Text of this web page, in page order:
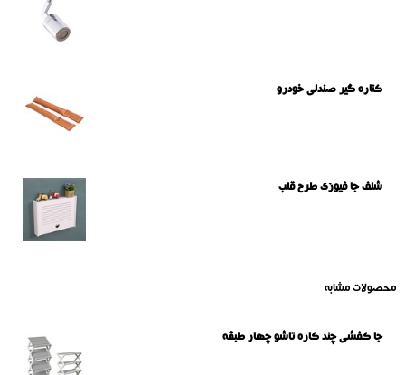
کناره گیر صندلی خودرو
شلف جا فیوزی طرح قلب
محصولات مشابه
جا کفشی چند کاره تاشو چهار طبقه